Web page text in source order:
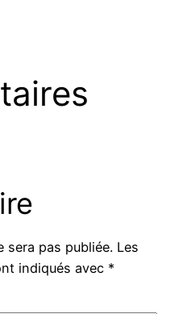
sera pas publiée. Les
indiqués avec *